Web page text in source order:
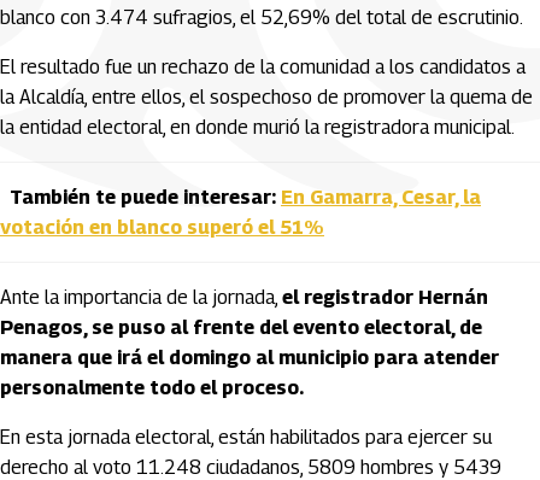
blanco con 3.474 sufragios, el 52,69% del total de escrutinio.
El resultado fue un rechazo de la comunidad a los candidatos a
la Alcaldía, entre ellos, el sospechoso de promover la quema de
la entidad electoral, en donde murió la registradora municipal.
También te puede interesar: En Gamarra, Cesar, la
votación en blanco superó el 51%
Ante la importancia de la jornada, el registrador Hernán
Penagos, se puso al frente del evento electoral, de
manera que irá el domingo al municipio para atender
personalmente todo el proceso.
En esta jornada electoral, están habilitados para ejercer su
derecho al voto 11.248 ciudadanos, 5809 hombres y 5439